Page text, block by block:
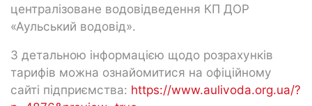
централізоване водовідведення КП ДОР
«Аульський водовід».
З детальною інформацією щодо розрахунків
тарифів можна ознайомитися на офіційному
сайті підприємства: https://www.aulivoda.org.ua/?